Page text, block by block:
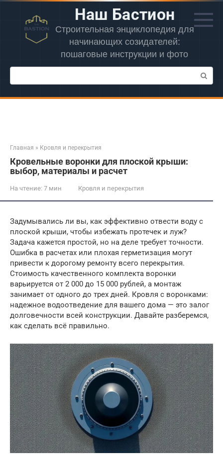
Перейти
контенту
Наш Бастион
Строительная энциклопедия для
начинающих созидателей:
пошаговые инструкции и фото
Поиск:
Главная » Кровля и перекрытия
Кровельные воронки для плоской крыши:
выбор, материалы и расчет
На чтение: 7 мин Кровля и перекрытия
Задумывались ли вы, как эффективно отвести воду с
плоской крыши, чтобы избежать протечек и луж?
Задача кажется простой, но на деле требует точности.
Ошибка в расчетах или плохая герметизация могут
привести к дорогому ремонту всего перекрытия.
Стоимость качественного комплекта воронки
варьируется от 2 000 до 15 000 рублей, а монтаж
занимает от одного до трех дней. Кровля с воронками:
надежное водоотведение для вашего дома — это залог
долговечности всей конструкции. Давайте разберемся,
как сделать всё правильно.